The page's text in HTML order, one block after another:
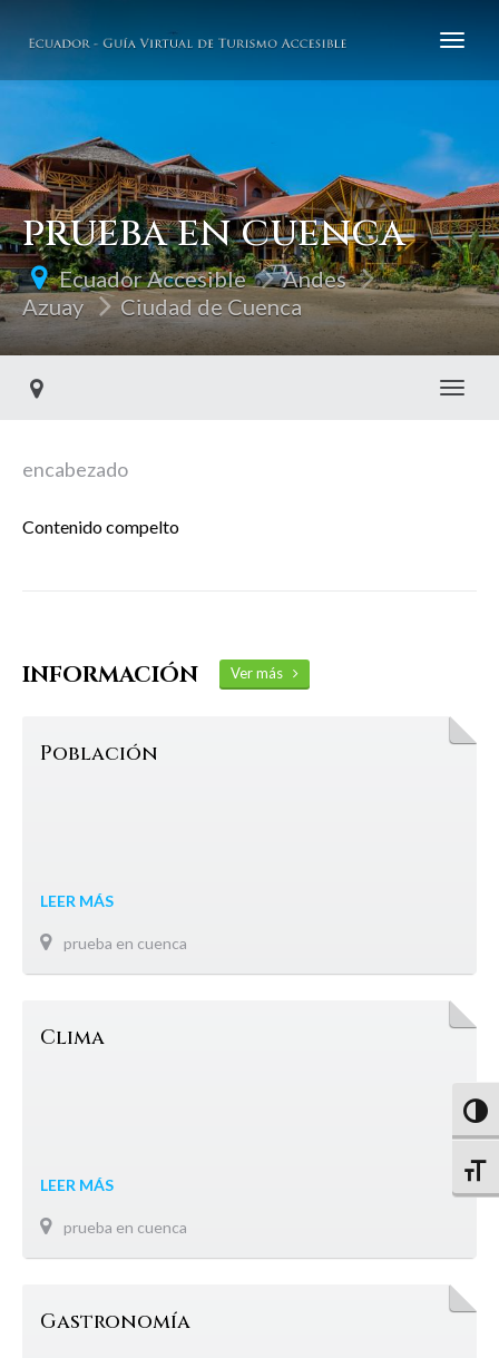
prueba en cuenca
Ecuador Accesible
Andes
Azuay
Ciudad de Cuenca
encabezado
Contenido compelto
INFORMACIÓN Ver más
Población
LEER MÁS
prueba en cuenca
Clima
LEER MÁS
prueba en cuenca
Gastronomía